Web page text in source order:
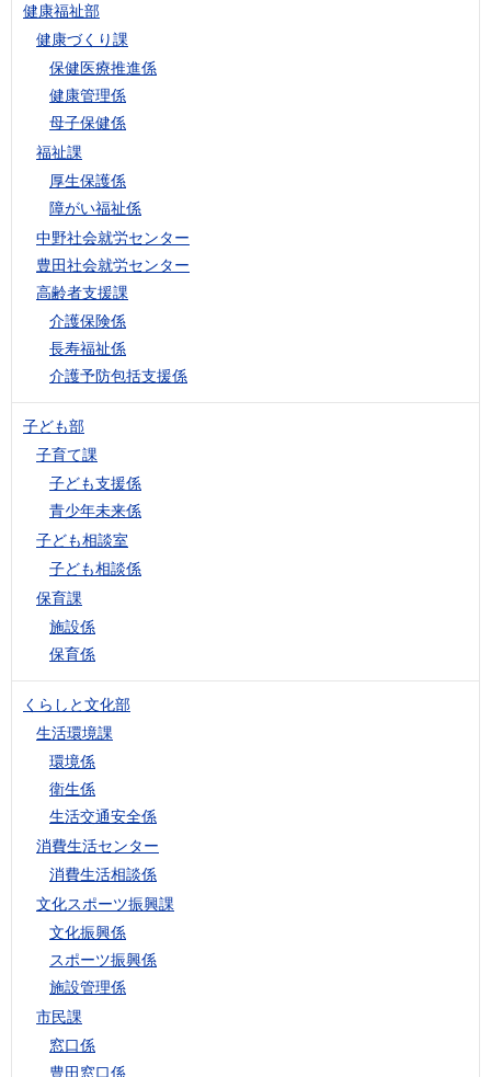
健康福祉部
健康づくり課
保健医療推進係
健康管理係
母子保健係
福祉課
厚生保護係
障がい福祉係
中野社会就労センター
豊田社会就労センター
高齢者支援課
介護保険係
長寿福祉係
介護予防包括支援係
子ども部
子育て課
子ども支援係
青少年未来係
子ども相談室
子ども相談係
保育課
施設係
保育係
くらしと文化部
生活環境課
環境係
衛生係
生活交通安全係
消費生活センター
消費生活相談係
文化スポーツ振興課
文化振興係
スポーツ振興係
施設管理係
市民課
窓口係
豊田窓口係